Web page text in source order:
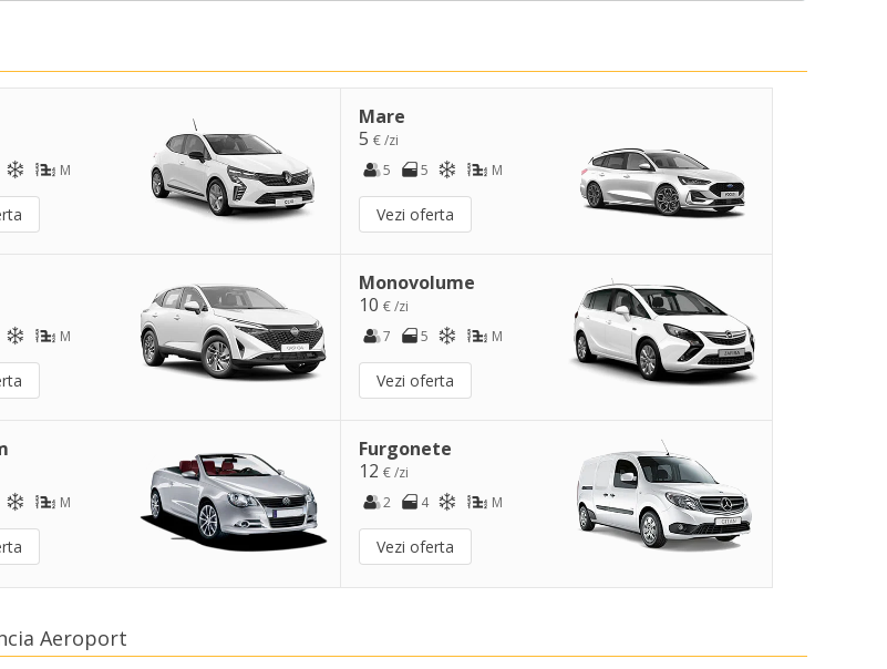
M
Mare
5 € /zi
5
5 M
Vezi oferta
M
Monovolume
10 € /zi
7
5 M
Vezi oferta
M
Furgonete
12 € /zi
2
4 M
Vezi oferta
Aeroport